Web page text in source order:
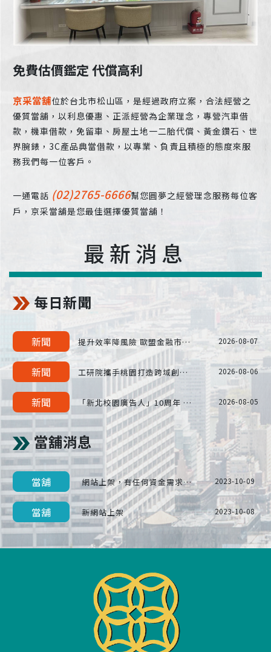
免費估價鑑定 代償高利
京采當舖位於台北市松山區，是經過政府立案，合法經營之
優質當舖，以利息優惠、正派經營為企業理念，專營汽車借
款，機車借款，免留車、房屋土地一二胎代償、黃金鑽石、世
界腕錶，3C產品典當借款，以專業、負責且積極的態度來服
務我們每一位客戶。
一通電話 (02)2765-6666幫您圓夢之經營理念服務每位客
戶，京采當舖是您最佳選擇優質當舖！
最新消息
每日新聞
新聞 提升效率降風險 歐盟金融市場 2027 年實施 T+1 結算 2026-08-07
新聞 工研院攜手桃園打造跨域創新平台 共拓全球商機 2026-08-06
新聞 「新北校園廣告人」10周年 影像講座再升級 特邀學長姐傳承經驗 2026-08-05
當舖消息
當舖 網站上架，有任何資金需求，歡迎聯絡我們。 2023-10-09
當舖 新網站上架 2023-10-08